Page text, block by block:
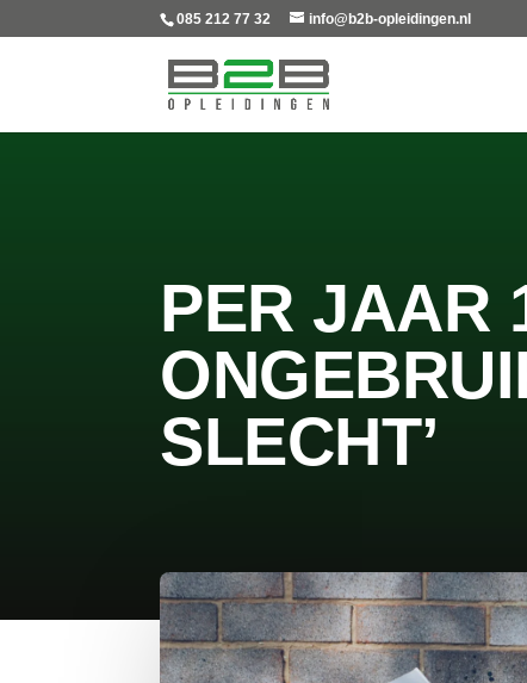
085 212 77 32 info@b2b-opleidingen.nl
PER JAAR
SLECHT’